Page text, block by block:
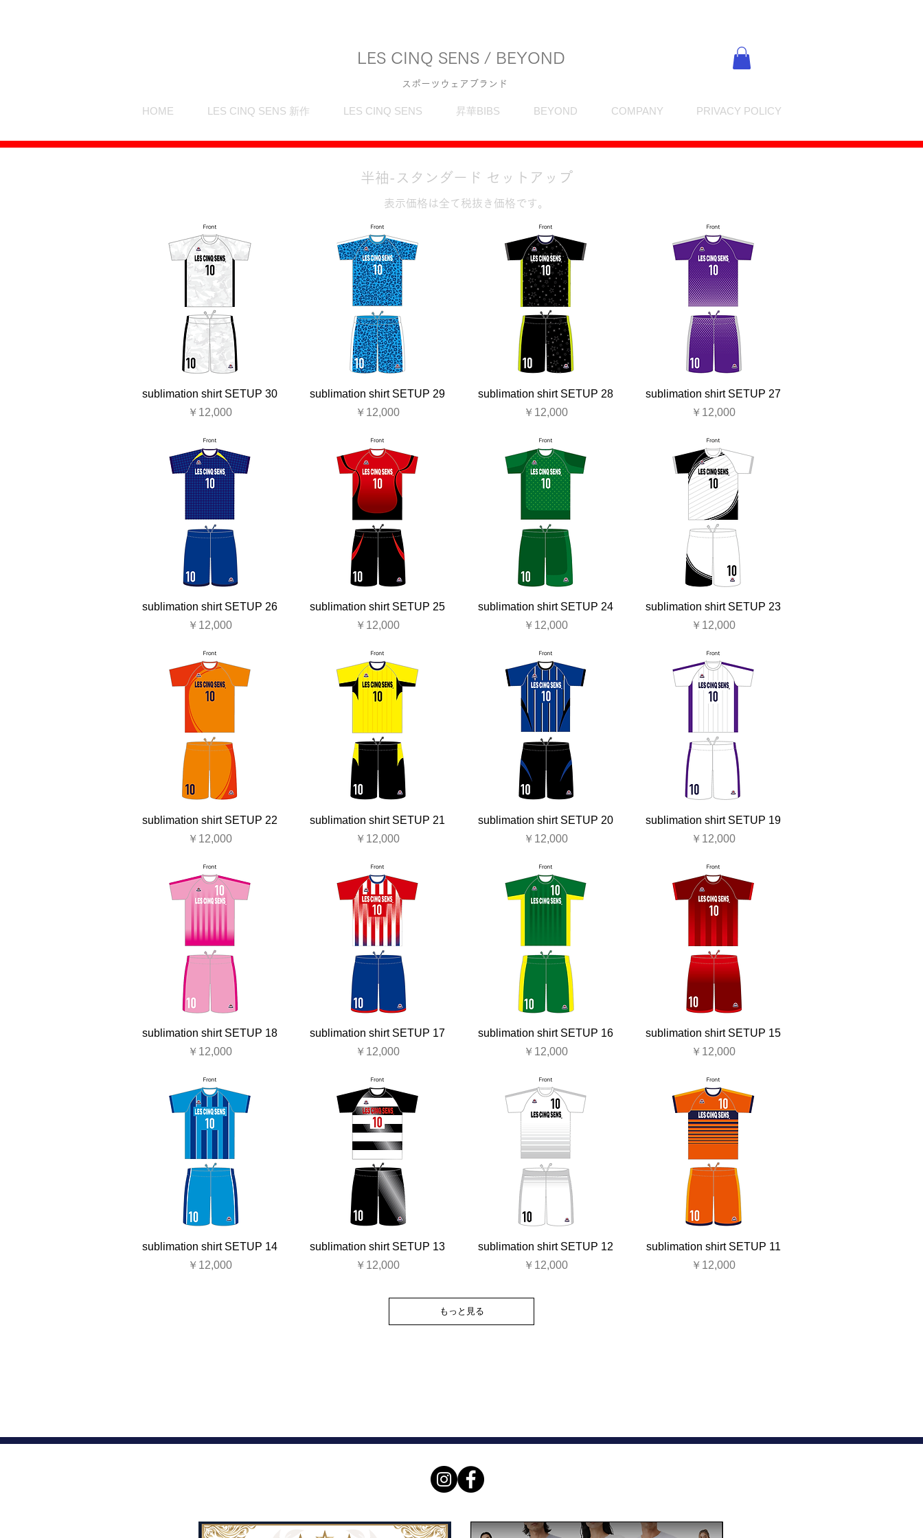
LES CINQ SENS / BEYOND
スポーツウェアブランド
HOME LES CINQ SENS 新作 LES CINQ SENS 昇華BIBS BEYOND COMPANY PRIVACY POLICY
半袖-スタンダード セットアップ
表示価格は全て税抜き価格です。
sublimation shirt SETUP 30
価格
￥12,000
sublimation shirt SETUP 29
価格
￥12,000
sublimation shirt SETUP 28
価格
￥12,000
sublimation shirt SETUP 27
価格
￥12,000
sublimation shirt SETUP 26
価格
￥12,000
sublimation shirt SETUP 25
価格
￥12,000
sublimation shirt SETUP 24
価格
￥12,000
sublimation shirt SETUP 23
価格
￥12,000
sublimation shirt SETUP 22
価格
￥12,000
sublimation shirt SETUP 21
価格
￥12,000
sublimation shirt SETUP 20
価格
￥12,000
sublimation shirt SETUP 19
価格
￥12,000
sublimation shirt SETUP 18
価格
￥12,000
sublimation shirt SETUP 17
価格
￥12,000
sublimation shirt SETUP 16
価格
￥12,000
sublimation shirt SETUP 15
価格
￥12,000
sublimation shirt SETUP 14
価格
￥12,000
sublimation shirt SETUP 13
価格
￥12,000
sublimation shirt SETUP 12
価格
￥12,000
sublimation shirt SETUP 11
価格
￥12,000
もっと見る